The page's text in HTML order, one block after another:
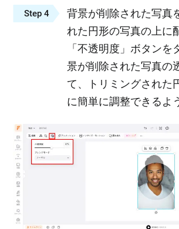
Step 4
背景が削除された写真
れた円形の写真の上に
「不透明度」ボタンを
景が削除された写真の
て、トリミングされた
に簡単に調整できるよ